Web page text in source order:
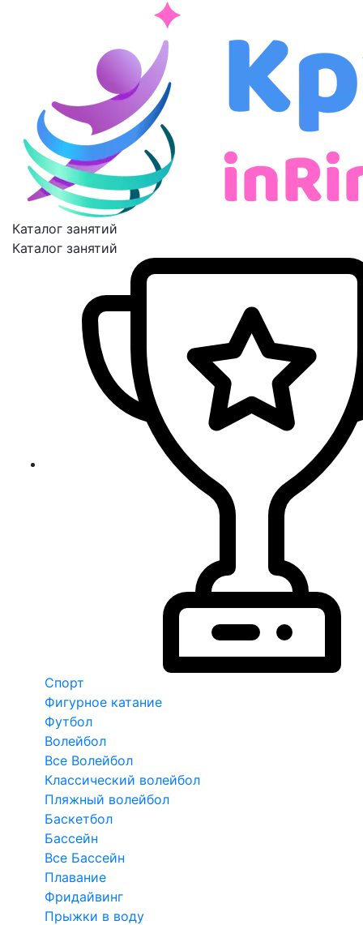
Каталог занятий
Каталог занятий
Спорт
Фигурное катание
Футбол
Волейбол
Все Волейбол
Классический волейбол
Пляжный волейбол
Баскетбол
Бассейн
Все Бассейн
Плавание
Фридайвинг
Прыжки в воду